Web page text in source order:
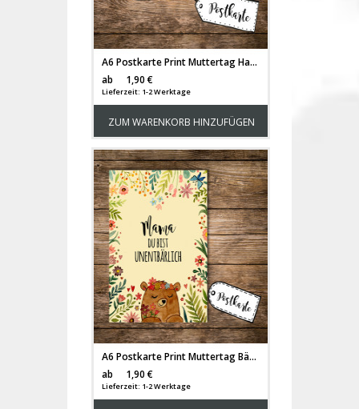
A6 Postkarte Print Muttertag Hasenfamilie mit Spruch Beste Mama der Welt pk107
ab
1,90 €
Lieferzeit: 1-2 Werktage
ZUM WARENKORB HINZUFÜGEN
A6 Postkarte Print Muttertag Bär mit Blumen und Spruch Mama du bist unentbärlich pk111
ab
1,90 €
Lieferzeit: 1-2 Werktage